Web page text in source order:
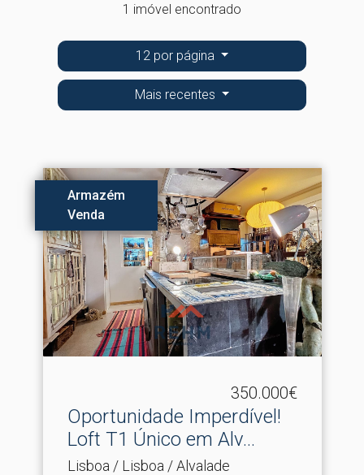
1 imóvel encontrado
12 por página
Mais recentes
Armazém
Venda
350.000€
Oportunidade Imperdível!
Loft T1 Único em Alv.​..
Lisboa / Lisboa / Alvalade